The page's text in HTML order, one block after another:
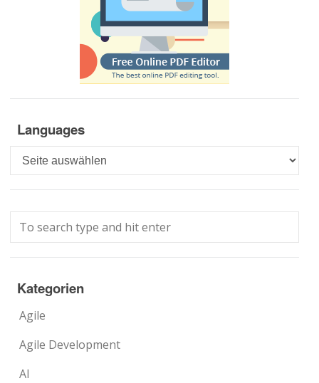
Languages
Languages
Kategorien
Agile
Agile Development
AI